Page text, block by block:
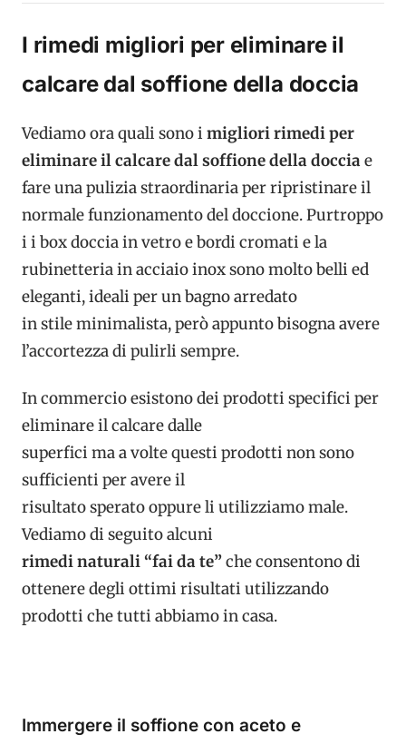
I rimedi migliori per eliminare il
calcare dal soffione della doccia
Vediamo ora quali sono i migliori rimedi per
eliminare il calcare dal soffione della docciae
fare una pulizia straordinaria per ripristinare il
normale funzionamento del doccione. Purtroppo
i i box doccia in vetro e bordi cromati e la
rubinetteria in acciaio inox sono molto belli ed
eleganti, ideali per un bagno arredato
in stile minimalista, però appunto bisogna avere
l’accortezza di pulirli sempre.
In commercio esistono dei prodotti specifici per
eliminare il calcare dalle
superfici ma a volte questi prodotti non sono
sufficienti per avere il
risultato sperato oppure li utilizziamo male.
Vediamo di seguito alcuni
rimedi naturali “fai da te”che consentono di
ottenere degli ottimi risultati utilizzando
prodotti che tutti abbiamo in casa.
Immergere il soffione con aceto e